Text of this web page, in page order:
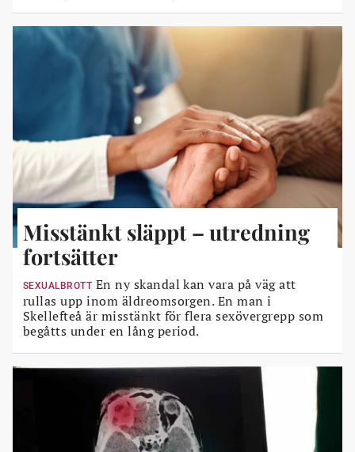
Misstänkt släppt – utredning
fortsätter
SEXUALBROTT En ny skandal kan vara på väg att
rullas upp inom äldreomsorgen. En man i
Skellefteå är misstänkt för flera sexövergrepp som
begåtts under en lång period.